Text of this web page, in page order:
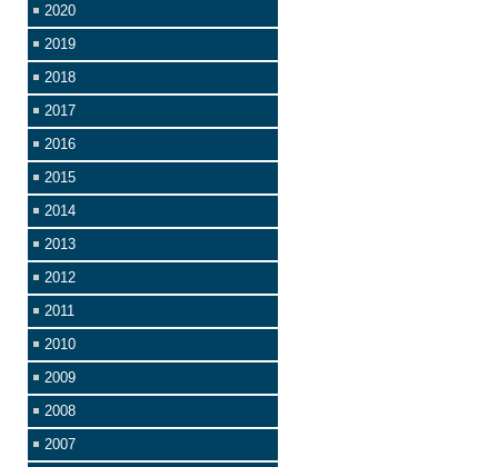
2020
2019
2018
2017
2016
2015
2014
2013
2012
2011
2010
2009
2008
2007